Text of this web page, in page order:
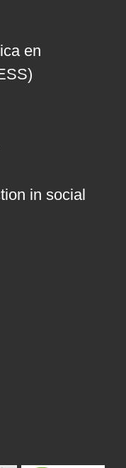
en
in social